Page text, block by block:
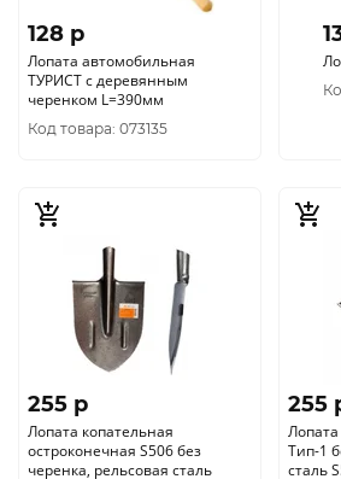
128 p
Лопата автомобильная
ТУРИСТ с деревянным
черенком L=390мм
Код товара: 073135
255 p
Лопата копательная
остроконечная S506 без
черенка, рельсовая сталь
255
Тип-1 без черенка, рельсовая
сталь